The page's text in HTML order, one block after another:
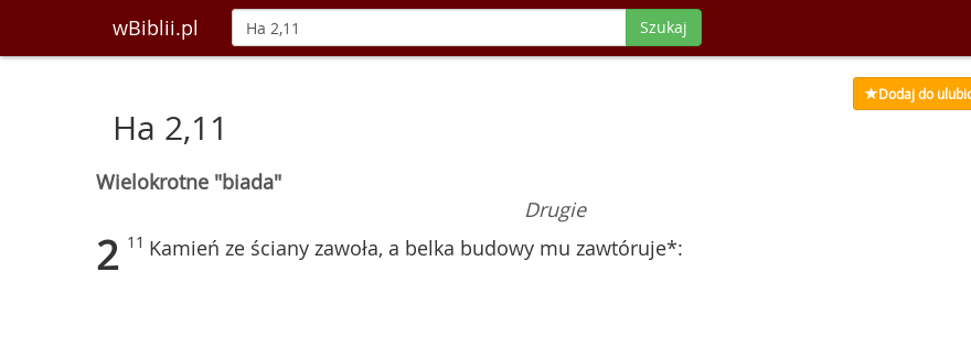
wBiblii.pl Szukaj
Dodaj do
Ha 2,11
Wielokrotne "biada"
Drugie
2 11 Kamień ze ściany zawoła, a belka budowy mu zawtóruje*: